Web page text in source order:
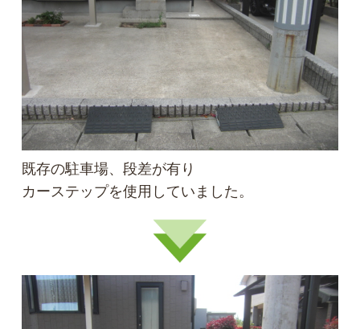
既存の駐車場、段差が有り
カーステップを使用していました。